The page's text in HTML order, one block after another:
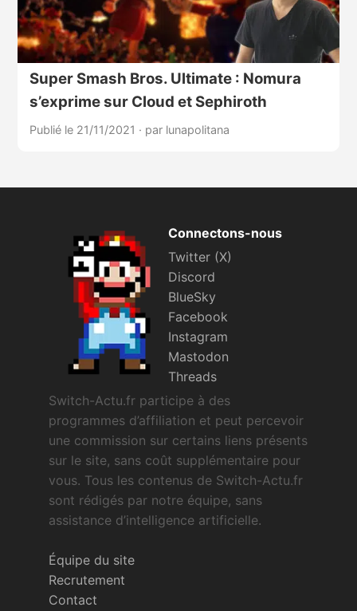
Super Smash Bros. Ultimate : Nomura
s’exprime sur Cloud et Sephiroth
Publié le 21/11/2021 · par lunapolitana
Connectons-nous
Twitter (X)
Discord
BlueSky
Facebook
Instagram
Mastodon
Threads
Switch-Actu.fr participe à des
programmes d’affiliation et peut percevoir
une commission sur certains liens présents
sur le site, sans coût supplémentaire pour
vous. Tous les contenus de Switch-Actu.fr
sont rédigés par notre équipe, sans
assistance d’intelligence artificielle.
Équipe du site
Recrutement
Contact